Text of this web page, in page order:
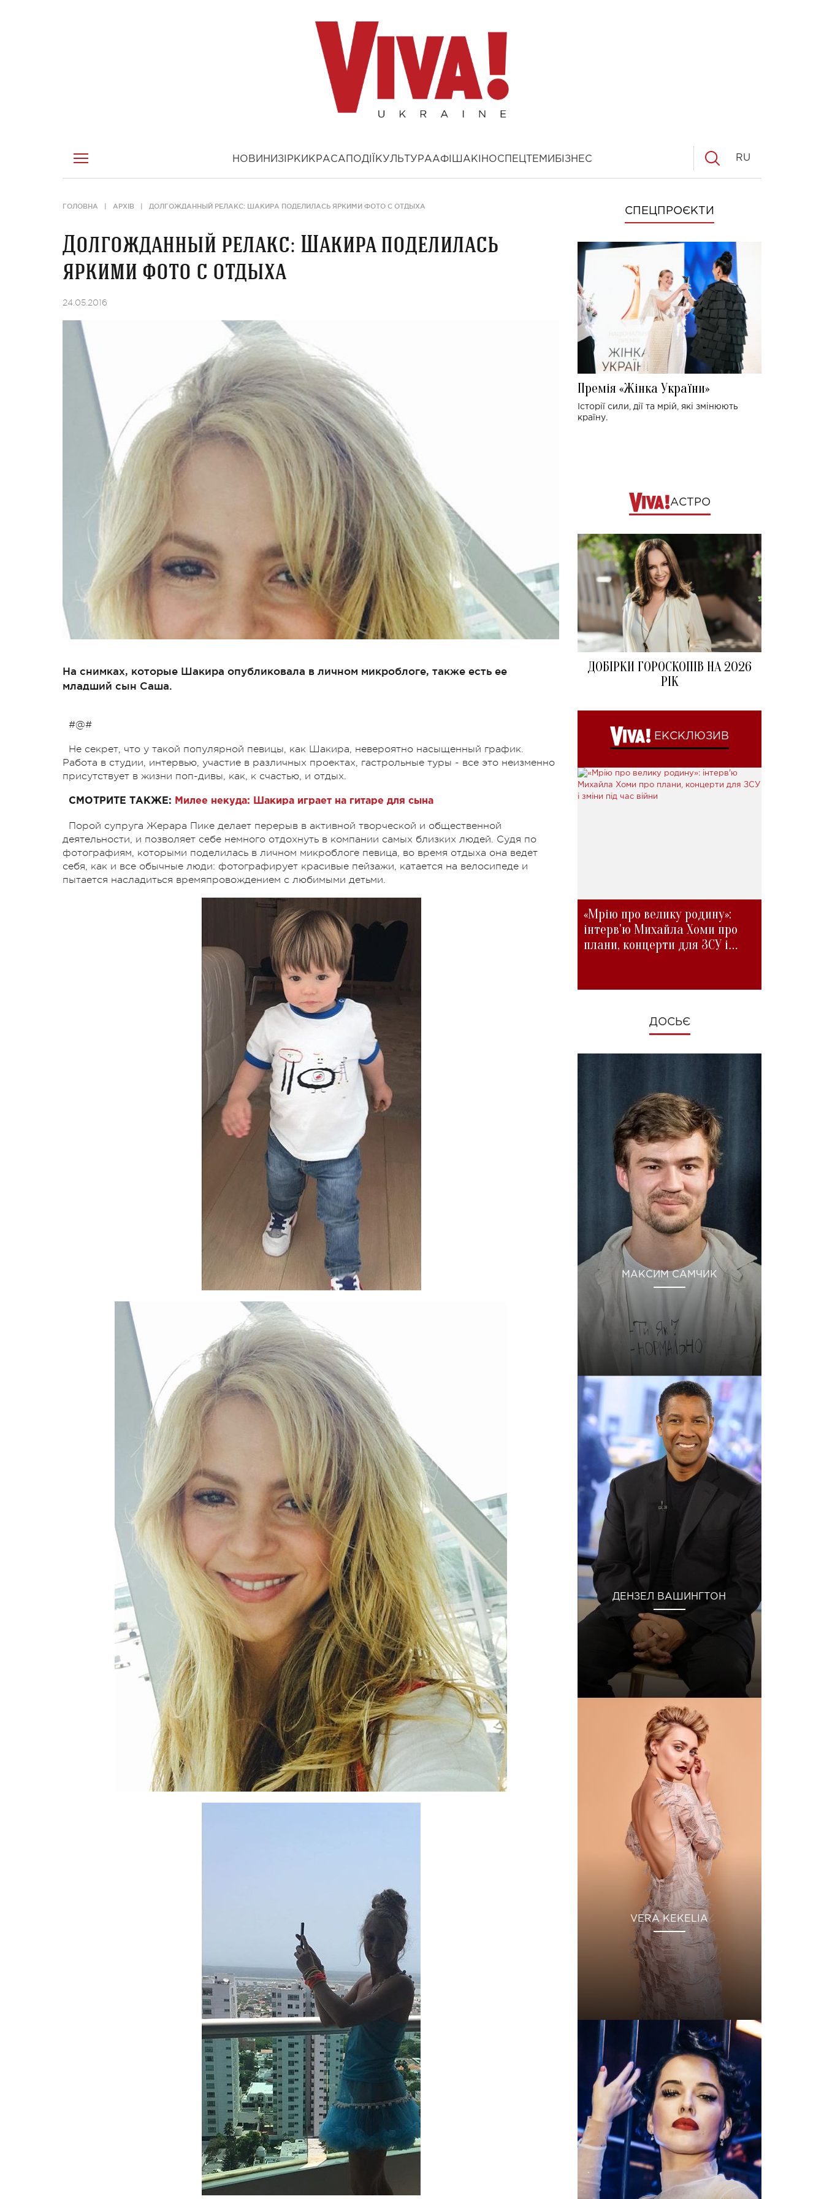
НОВИНИ ЗІРКИ КРАСА ПОДІЇ КУЛЬТУРААФІША КІНОСПЕЦТЕМИ БІЗНЕС RU
ГОЛОВНА АРХІВ ДОЛГОЖДАННЫЙ РЕЛАКС: ШАКИРА ПОДЕЛИЛАСЬ ЯРКИМИ ФОТО С ОТДЫХА
Долгожданный релакс: Шакира поделилась
яркими фото с отдыха
24.05.2016
На снимках, которые Шакира опубликовала в личном микроблоге, также есть ее
младший сын Саша.
#@#
Не секрет, что у такой популярной певицы, как Шакира, невероятно насыщенный график.
Работа в студии, интервью, участие в различных проектах, гастрольные туры - все это неизменно
присутствует в жизни поп-дивы, как, к счастью, и отдых.
СМОТРИТЕ ТАКЖЕ: Милее некуда: Шакира играет на гитаре для сына
Порой супруга Жерара Пике делает перерыв в активной творческой и общественной
деятельности, и позволяет себе немного отдохнуть в компании самых близких людей. Судя по
фотографиям, которыми поделилась в личном микроблоге певица, во время отдыха она ведет
себя, как и все обычные люди: фотографирует красивые пейзажи, катается на велосипеде и
пытается насладиться времяпровождением с любимыми детьми.
СПЕЦПРОЄКТИ
Премія «Жінка України»
Історії сили, дії та мрій, які змінюють
країну.
АСТРО
ДОБІРКИ ГОРОСКОПІВ НА 2026
РІК
ЕКСКЛЮЗИВ
«Мрію про велику родину»:
інтерв'ю Михайла Хоми про
плани, концерти для ЗСУ і
ДОСЬЄ
МАКСИМ САМЧИК
ДЕНЗЕЛ ВАШИНГТОН
VERA KEKELIA